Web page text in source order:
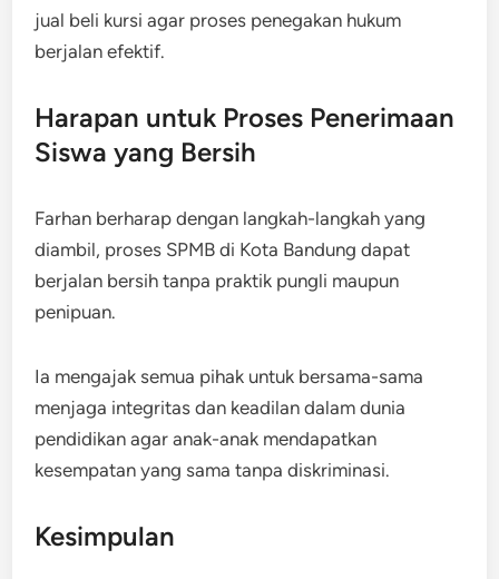
jual beli kursi agar proses penegakan hukum
berjalan efektif.
Harapan untuk Proses Penerimaan
Siswa yang Bersih
Farhan berharap dengan langkah-langkah yang
diambil, proses SPMB di Kota Bandung dapat
berjalan bersih tanpa praktik pungli maupun
penipuan.
Ia mengajak semua pihak untuk bersama-sama
menjaga integritas dan keadilan dalam dunia
pendidikan agar anak-anak mendapatkan
kesempatan yang sama tanpa diskriminasi.
Kesimpulan